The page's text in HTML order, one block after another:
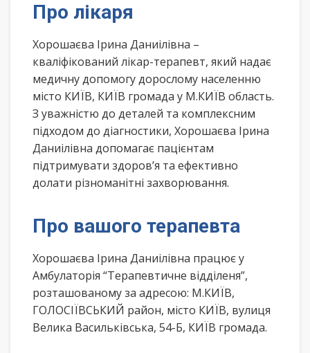
Про лікаря
Хорошаєва Ірина Даниілівна –
кваліфікований лікар-терапевт, який надає
медичну допомогу дорослому населенню
місто КИЇВ, КИЇВ громада у М.КИЇВ область.
З уважністю до деталей та комплексним
підходом до діагностики, Хорошаєва Ірина
Даниілівна допомагає пацієнтам
підтримувати здоров’я та ефективно
долати різноманітні захворювання.
Про вашого терапевта
Хорошаєва Ірина Даниілівна працює у
Амбулаторія “Терапевтичне відділеня”,
розташованому за адресою: М.КИЇВ,
ГОЛОСІЇВСЬКИЙ район, місто КИЇВ, вулиця
Велика Васильківська, 54-Б, КИЇВ громада.